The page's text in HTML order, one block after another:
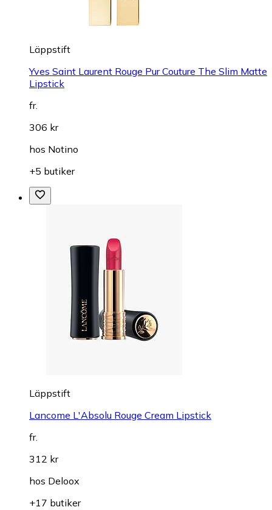
Läppstift
Yves Saint Laurent Rouge Pur Couture The Slim Matte
Lipstick
fr.
306 kr
hos Notino
+5 butiker
Läppstift
Lancome L'Absolu Rouge Cream Lipstick
fr.
312 kr
hos Deloox
+17 butiker